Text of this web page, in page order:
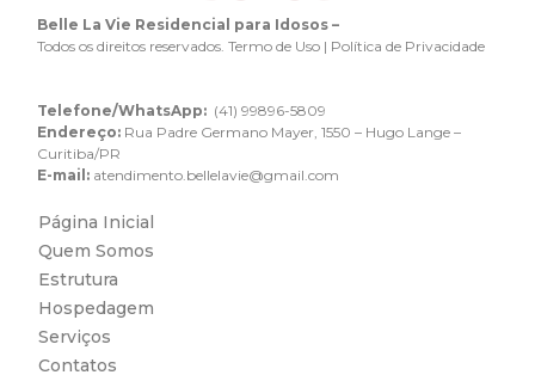
Belle La Vie Residencial para Idosos –
Todos os direitos reservados. Termo de Uso | Política de Privacidade
Telefone/WhatsApp: (41) 99896-5809
Endereço: Rua Padre Germano Mayer, 1550 – Hugo Lange –
Curitiba/PR
E-mail: atendimento.bellelavie@gmail.com
Página Inicial
Quem Somos
Estrutura
Hospedagem
Serviços
Contatos